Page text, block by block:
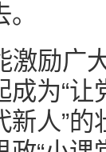
激励广
为“
新人”